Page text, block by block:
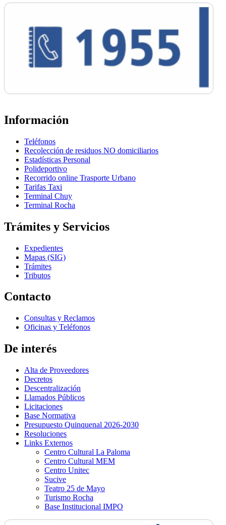
Información
Teléfonos
Recolección de residuos NO domiciliarios
Estadísticas Personal
Polideportivo
Recorrido online Trasporte Urbano
Tarifas Taxi
Terminal Chuy
Terminal Rocha
Trámites y Servicios
Expedientes
Mapas (SIG)
Trámites
Tributos
Contacto
Consultas y Reclamos
Oficinas y Teléfonos
De interés
Alta de Proveedores
Decretos
Descentralización
Llamados Públicos
Licitaciones
Base Normativa
Presupuesto Quinquenal 2026-2030
Resoluciones
Links Externos
Centro Cultural La Paloma
Centro Cultural MEM
Centro Unitec
Sucive
Teatro 25 de Mayo
Turismo Rocha
Base Institucional IMPO